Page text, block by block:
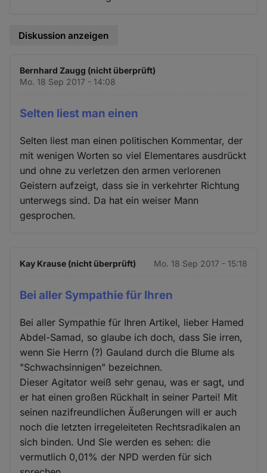
Diskussion anzeigen
Bernhard Zaugg (nicht überprüft)
Mo. 18 Sep 2017 - 14:08
Selten liest man einen
Selten liest man einen politischen Kommentar, der
mit wenigen Worten so viel Elementares ausdrückt
und ohne zu verletzen den armen verlorenen
Geistern aufzeigt, dass sie in verkehrter Richtung
unterwegs sind. Da hat ein weiser Mann
gesprochen.
Kay Krause (nicht überprüft) Mo. 18 Sep 2017 - 15:18
Bei aller Sympathie für Ihren
Bei aller Sympathie für Ihren Artikel, lieber Hamed
Abdel-Samad, so glaube ich doch, dass Sie irren,
wenn Sie Herrn (?) Gauland durch die Blume als
"Schwachsinnigen" bezeichnen.
Dieser Agitator weiß sehr genau, was er sagt, und
er hat einen großen Rückhalt in seiner Partei! Mit
seinen nazifreundlichen Äußerungen will er auch
noch die letzten irregeleiteten Rechtsradikalen an
sich binden. Und Sie werden es sehen: die
vermutlich 0,01% der NPD werden für sich